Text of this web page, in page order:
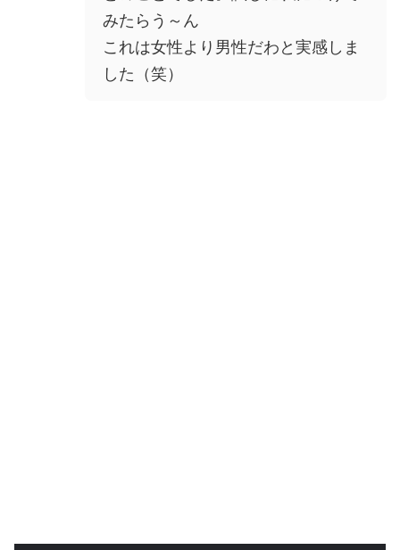
みたらう～ん
これは女性より男性だわと実感しま
した（笑）